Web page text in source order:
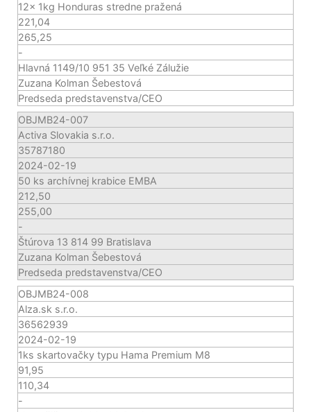
12x 1kg Honduras stredne pražená
221,04
265,25
-
Hlavná 1149/10 951 35 Veľké Zálužie
Zuzana Kolman Šebestová
Predseda predstavenstva/CEO
OBJMB24-007
Activa Slovakia s.r.o.
35787180
2024-02-19
50 ks archívnej krabice EMBA
212,50
255,00
-
Štúrova 13 814 99 Bratislava
Zuzana Kolman Šebestová
Predseda predstavenstva/CEO
OBJMB24-008
Alza.sk s.r.o.
36562939
2024-02-19
1ks skartovačky typu Hama Premium M8
91,95
110,34
-